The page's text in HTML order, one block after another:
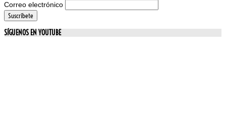
Correo electrónico
SÍGUENOS EN YOUTUBE